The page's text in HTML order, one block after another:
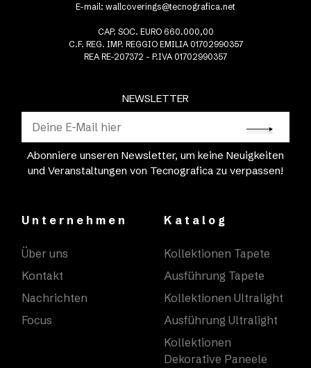
NEWSLETTER
Abonniere unseren Newsletter, um keine Neuigkeiten
und Veranstaltungen von Tecnografica zu verpassen!
E-mail: wallcoverings@tecnografica.net
CAP. SOC. EURO 660.000,00
C.F. REG. IMP. REGGIO EMILIA 01702990357
REA RE-207372 - P.IVA 01702990357
Unternehmen
Über uns
Kontakt
Nachrichten
Focus
Katalog
Kollektionen Tapete
Ausführung Tapete
Kollektionen Ultralight
Ausführung Ultralight
Kollektionen
Dekorative Paneele